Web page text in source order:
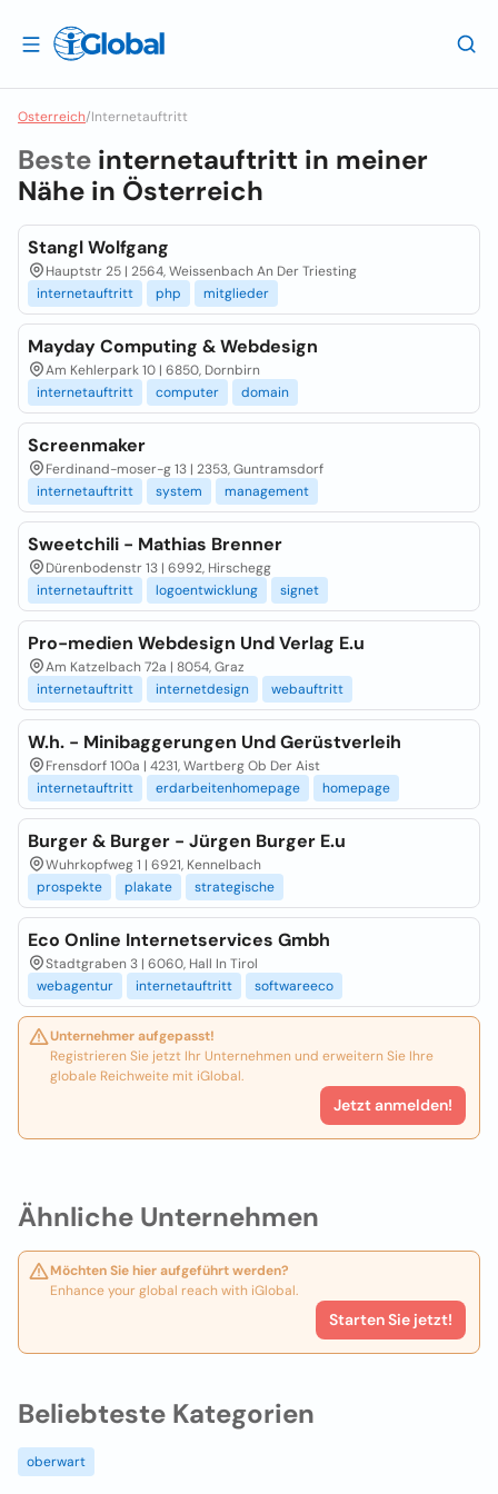
Osterreich/Internetauftritt
Ähnliche Unternehmen
Möchten Sie hier aufgeführt werden?
Enhance your global reach with iGlobal.
Starten Sie jetzt!
Beste internetauftritt in meiner
Nähe in Österreich
Stangl Wolfgang
Hauptstr 25 | 2564, Weissenbach An Der Triesting
internetauftritt
php mitglieder
Mayday Computing & Webdesign
Am Kehlerpark 10 | 6850, Dornbirn
internetauftritt
computer domain
Screenmaker
Ferdinand-moser-g 13 | 2353, Guntramsdorf
internetauftritt
system management
Sweetchili - Mathias Brenner
Dürenbodenstr 13 | 6992, Hirschegg
internetauftritt
logoentwicklung signet
Pro-medien Webdesign Und Verlag E.u
Am Katzelbach 72a | 8054, Graz
internetauftritt
internetdesign webauftritt
W.h. - Minibaggerungen Und Gerüstverleih
Frensdorf 100a | 4231, Wartberg Ob Der Aist
internetauftritt
erdarbeitenhomepage homepage
Burger & Burger - Jürgen Burger E.u
Wuhrkopfweg 1 | 6921, Kennelbach
prospekte
plakate strategische
Eco Online Internetservices Gmbh
Stadtgraben 3 | 6060, Hall In Tirol
webagentur
internetauftritt softwareeco
Unternehmer aufgepasst!
Registrieren Sie jetzt Ihr Unternehmen und erweitern Sie Ihre
globale Reichweite mit iGlobal.
Jetzt anmelden!
Beliebteste Kategorien
oberwart